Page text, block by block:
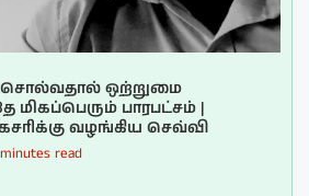
ஒற்றுமை
மிகப்பெரும் பாரபட்சம் |
வழங்கிய செவ்வி
read